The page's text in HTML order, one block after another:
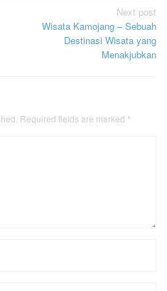
Next post
Wisata Kamojang – Sebuah
Destinasi Wisata yang
Menakjubkan
Required fields are marked *